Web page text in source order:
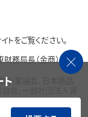
をご覧ください。
務局長（金商）第195
業協会、日本商品
会、一般社団法人資